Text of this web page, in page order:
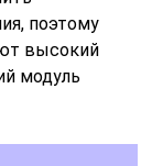
поэтому
высокий
модуль